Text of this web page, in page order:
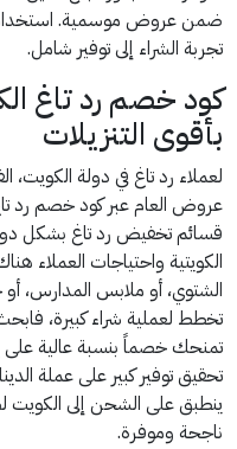
ضمن عروض موسمية. استخدام
تجربة الشراء إلى توفير شامل.
بأقوى التنزيلات
لعملاء رد تاغ في دولة
قسائم تخفيض رد تاغ بشكل
الكويتية واحتياجات العملاء
الشتوي، أو ملابس المدارس، أو
تخطط لعملية شراء كبيرة،
تمنحك خصماً بنسبة عالية على
تحقيق توفير كبير على عملة
ينطبق على الشحن إلى الكويت
ناجحة وموفرة.